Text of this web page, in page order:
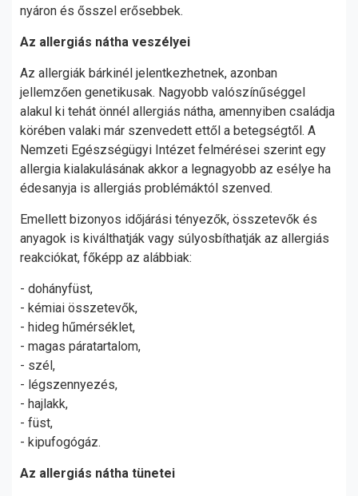
nyáron és ősszel erősebbek.
Az allergiás nátha veszélyei
Az allergiák bárkinél jelentkezhetnek, azonban
jellemzően genetikusak. Nagyobb valószínűséggel
alakul ki tehát önnél allergiás nátha, amennyiben családja
körében valaki már szenvedett ettől a betegségtől. A
Nemzeti Egészségügyi Intézet felmérései szerint egy
allergia kialakulásának akkor a legnagyobb az esélye ha
édesanyja is allergiás problémáktól szenved.
Emellett bizonyos időjárási tényezők, összetevők és
anyagok is kiválthatják vagy súlyosbíthatják az allergiás
reakciókat, főképp az alábbiak:
- dohányfüst,
- kémiai összetevők,
- hideg hűmérséklet,
- magas páratartalom,
- szél,
- légszennyezés,
- hajlakk,
- füst,
- kipufogógáz.
Az allergiás nátha tünetei